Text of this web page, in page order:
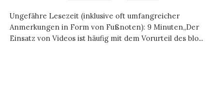
Ungefähre Lesezeit (inklusive oft umfangreicher
Anmerkungen in Form von Fußnoten): 9 Minuten„Der
Einsatz von Videos ist häufig mit dem Vorurteil des blo...